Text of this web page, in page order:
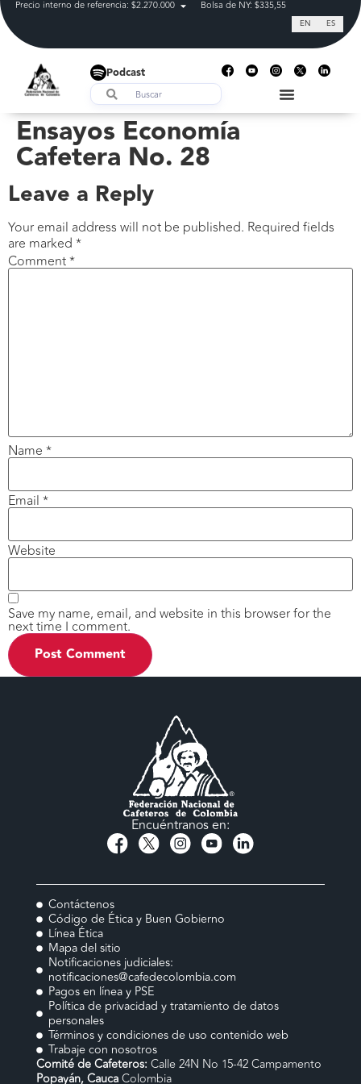
Precio interno de referencia: $2.270.000 Bolsa de NY: $335,55 Tasa de
EN ES
Podcast
Ensayos Economía
Cafetera No. 28
Leave a Reply
Your email address will not be published. Required fields
are marked *
Comment*
Name *
Email *
Website
Save my name, email, and website in this browser for the
next time I comment.
Encuéntranos en:
Contáctenos
Código de Ética y Buen Gobierno
Línea Ética
Mapa del sitio
Notificaciones judiciales:
notificaciones@cafedecolombia.com
Pagos en línea y PSE
Política de privacidad y tratamiento de datos
personales
Términos y condiciones de uso contenido web
Trabaje con nosotros
Comité de Cafeteros: Calle 24N No 15-42 Campamento
Popayán, CaucaColombia